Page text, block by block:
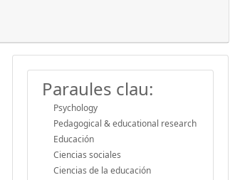
Paraules clau:
Psychology
Pedagogical & educational research
Educación
Ciencias sociales
Ciencias de la educación